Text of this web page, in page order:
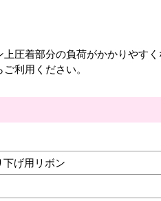
圧着部分の負荷がかかりやす
利用ください。
げ用リボン